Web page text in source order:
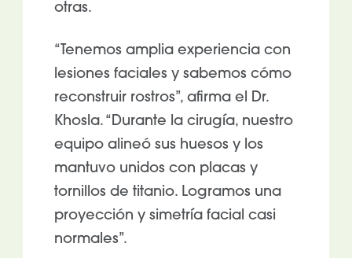
otras.
“Tenemos amplia experiencia con
lesiones faciales y sabemos cómo
reconstruir rostros”, afirma el Dr.
Khosla. “Durante la cirugía, nuestro
equipo alineó sus huesos y los
mantuvo unidos con placas y
tornillos de titanio. Logramos una
proyección y simetría facial casi
normales”.